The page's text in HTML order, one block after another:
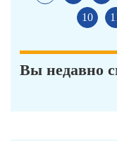
10
Вы недавно